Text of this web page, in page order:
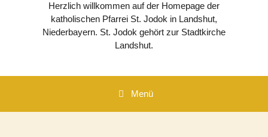
Herzlich willkommen auf der Homepage der
katholischen Pfarrei St. Jodok in Landshut,
Niederbayern. St. Jodok gehört zur Stadtkirche
Landshut.
Menü